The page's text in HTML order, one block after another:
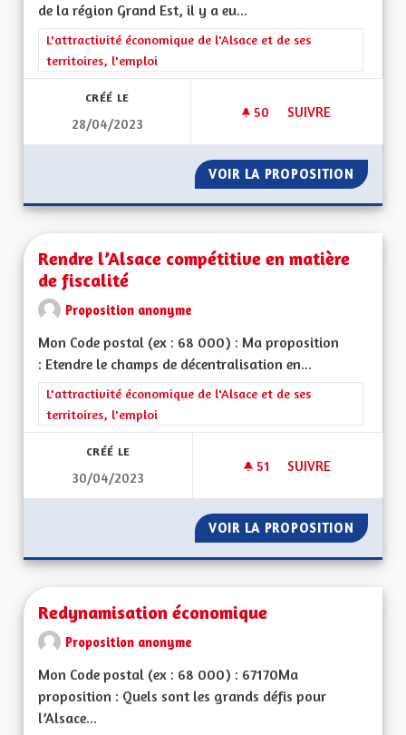
de la région Grand Est, il y a eu...
Filtrer les résultats de la catégorie : L'attractivité
L'attractivité économique de l'Alsace et de ses
territoires, l'emploi
CRÉÉ LE
28/04/2023
50 50 ABONNÉS
SUIVRE
VOIR LA PROPOSITION
Rendre l’Alsace compétitive en matière
de fiscalité
Proposition anonyme
Mon Code postal (ex : 68 000) : Ma proposition
: Etendre le champs de décentralisation en...
Filtrer les résultats de la catégorie : L'attractivité
L'attractivité économique de l'Alsace et de ses
territoires, l'emploi
CRÉÉ LE
30/04/2023
51 51 ABONNÉS
SUIVRE
VOIR LA PROPOSITION
Redynamisation économique
Proposition anonyme
Mon Code postal (ex : 68 000) : 67170Ma
proposition : Quels sont les grands défis pour
l’Alsace...